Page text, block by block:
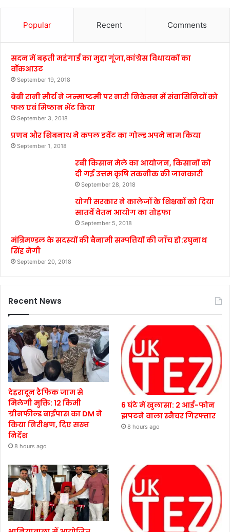
Popular Recent Comments
सदन में बढ़ती महंगाई का मुद्दा गूंजा,कांग्रेस विधायकों का
वॉकआउट
September 19, 2018
बेबी रानी मौर्य ने जन्माष्टमी पर नारी निकेतन में संवासिनियों को
फल एवं मिष्ठान भेंट किया
September 3, 2018
प्रणब और शिबनाथ ने कपल इवेंट का गोल्ड अपने नाम किया
September 1, 2018
रबी किसान मेले का आयोजन, किसानों को
दी गई उत्तम कृषि तकनीक की जानकारी
September 28, 2018
योगी सरकार ने कालेजों के शिक्षकों को दिया
सातवें वेतन आयोग का तोहफा
September 5, 2018
मंत्रिमण्डल के सदस्यों की बैनामी सम्पत्तियों की जाँच हो:रघुनाथ
सिंह नेगी
September 20, 2018
Recent News
देहरादून ट्रैफिक जाम से
मिलेगी मुक्ति: 12 किमी
ग्रीनफील्ड बाईपास का DM ने
किया निरीक्षण, दिए सख्त
निर्देश
8 hours ago
6 घंटे में खुलासा: 2 आई-फोन
झपटने वाला स्नैचर गिरफ्तार
8 hours ago